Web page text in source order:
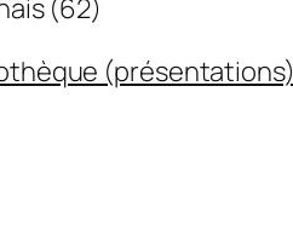
(62)
(présentations)